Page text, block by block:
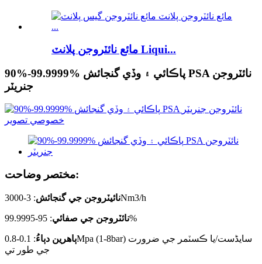
مائع نائٽروجن پلانٽ Liqui...
90%-99.9999% پاڪائي ۽ وڏي گنجائش PSA نائٽروجن
جنريٽر
مختصر وضاحت:
نائيٽروجن جي گنجائش: 3-3000Nm3/h
نائٽروجن جي صفائي: 95-99.9995%
ٻاھرين دٻاءُ
: 0.1-0.8Mpa (1-8bar) سایڈست/يا ڪسٽمر جي ضرورت
جي طور تي